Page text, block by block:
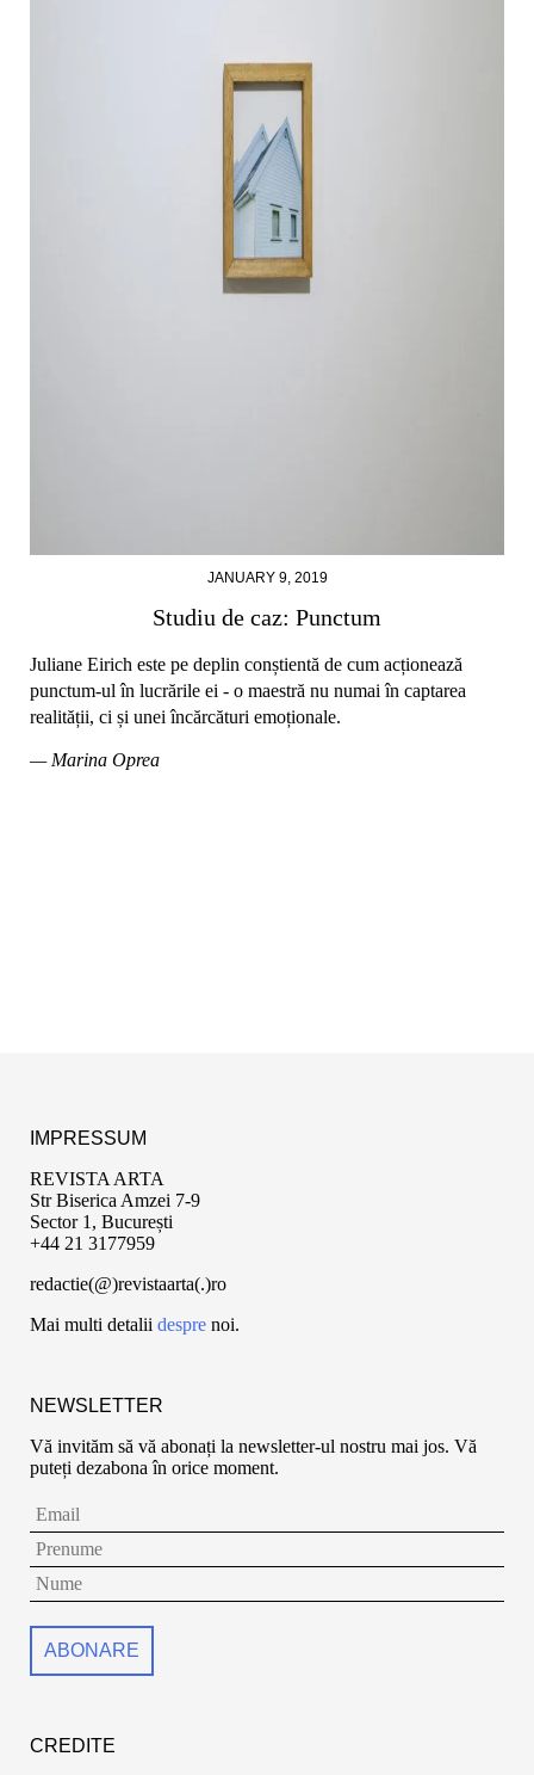
JANUARY 9, 2019
Studiu de caz: Punctum
Juliane Eirich este pe deplin conștientă de cum acționează
punctum-ul în lucrările ei - o maestră nu numai în captarea
realității, ci și unei încărcături emoționale.
— Marina Oprea
IMPRESSUM
REVISTA ARTA
Str Biserica Amzei 7-9
Sector 1, București
+44 21 3177959
redactie(@)revistaarta(.)ro
Mai multi detalii despre noi.
NEWSLETTER
Vă invităm să vă abonați la newsletter-ul nostru mai jos. Vă
puteți dezabona în orice moment.
CREDITE